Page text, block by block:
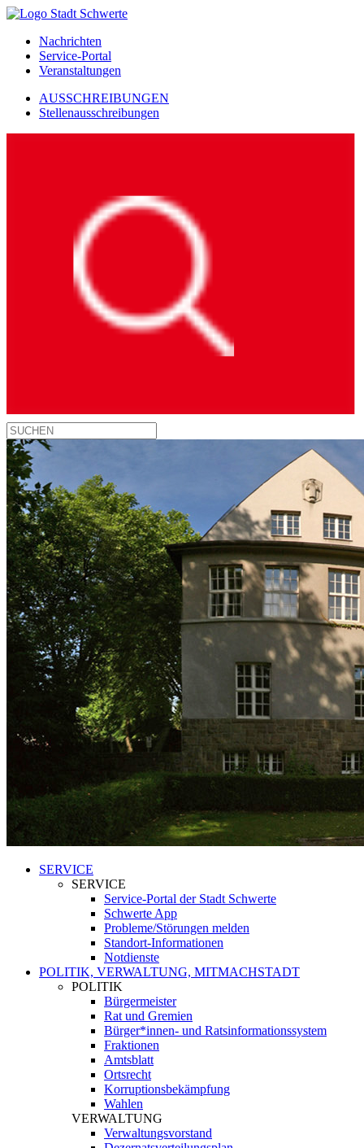
Nachrichten
Service-Portal
Veranstaltungen
AUSSCHREIBUNGEN
Stellenausschreibungen
SERVICE
SERVICE
Service-Portal der Stadt Schwerte
Schwerte App
Probleme/Störungen melden
Standort-Informationen
Notdienste
POLITIK, VERWALTUNG, MITMACHSTADT
POLITIK
Bürgermeister
Rat und Gremien
Bürger*innen- und Ratsinformationssystem
Fraktionen
Amtsblatt
Ortsrecht
Korruptionsbekämpfung
Wahlen
VERWALTUNG
Verwaltungsvorstand